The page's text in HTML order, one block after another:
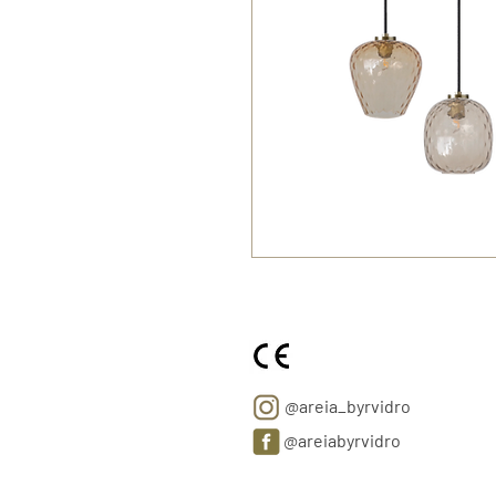
@areiabyrvidro
@areia_byrvidro